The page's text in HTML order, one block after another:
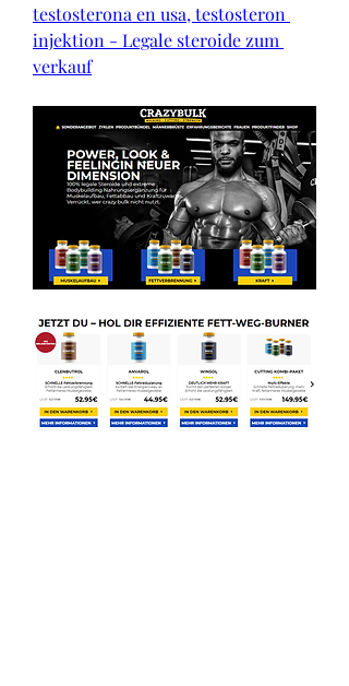
testosterona en usa, testosteron
injektion - Legale steroide zum
verkauf